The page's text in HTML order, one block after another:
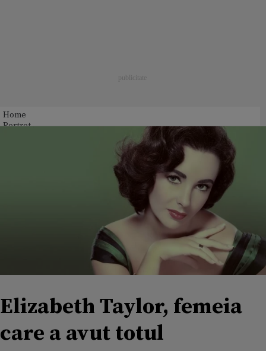
Home
Portret
Elizabeth Taylor, femeia
care a avut totul